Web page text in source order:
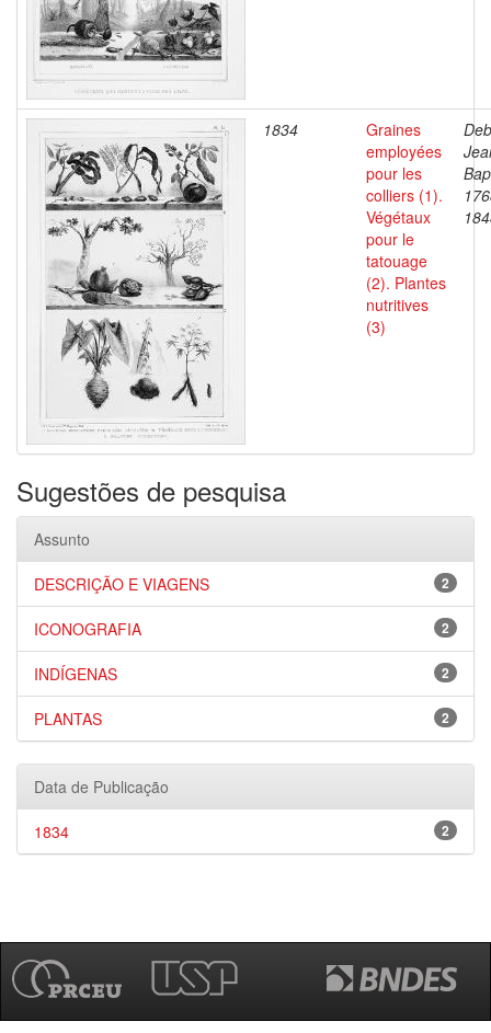
1834
Graines
employées
pour les
colliers (1).
Végétaux
pour le
tatouage
(2). Plantes
nutritives
(3)
Sugestões de pesquisa
Assunto
2
DESCRIÇÃO E VIAGENS
2
ICONOGRAFIA
2
INDÍGENAS
2
PLANTAS
Data de Publicação
2
1834